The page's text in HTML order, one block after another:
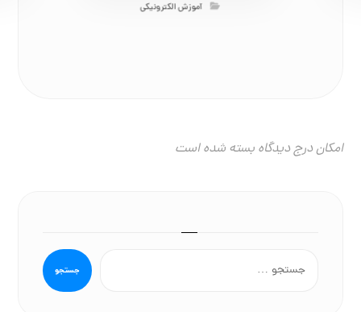
آموزش الکترونیکی
امکان درج دیدگاه بسته شده است
جستجو